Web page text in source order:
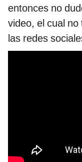
entonces no
video, el cual
las redes